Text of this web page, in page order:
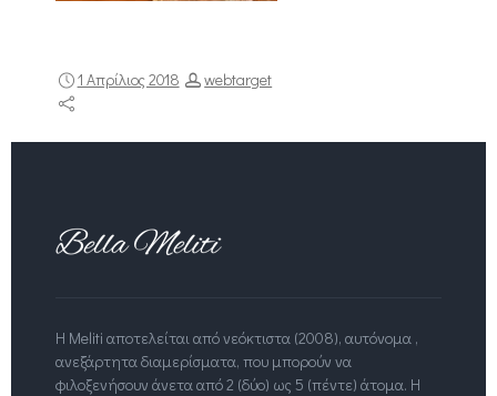
1 Απρίλιος 2018 webtarget
Η Meliti αποτελείται από νεόκτιστα (2008), αυτόνομα ,
ανεξάρτητα διαμερίσματα, που μπορούν να
φιλοξενήσουν άνετα από 2 (δύο) ως 5 (πέντε) άτομα. Η